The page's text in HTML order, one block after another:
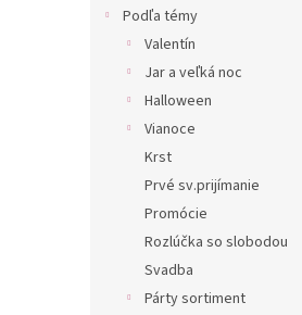
Podľa témy
Valentín
Jar a veľká noc
Halloween
Vianoce
Krst
Prvé sv.prijímanie
Promócie
Rozlúčka so slobodou
Svadba
Párty sortiment